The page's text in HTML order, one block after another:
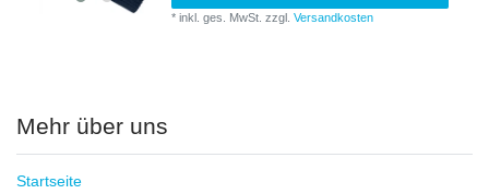
*inkl. ges. MwSt. zzgl.Versandkosten
Mehr über uns
Startseite